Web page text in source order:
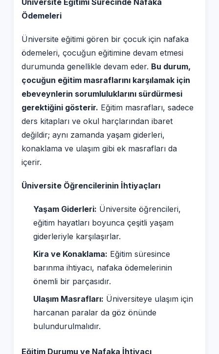
Ödemeleri
Üniversite eğitimi gören bir çocuk için nafaka
ödemeleri, çocuğun eğitimine devam etmesi
durumunda genellikle devam eder. Bu durum,
çocuğun eğitim masraflarını karşılamak için
ebeveynlerin sorumluluklarını sürdürmesi
gerektiğini gösterir. Eğitim masrafları, sadece
ders kitapları ve okul harçlarından ibaret
değildir; aynı zamanda yaşam giderleri,
konaklama ve ulaşım gibi ek masrafları da
içerir.
Üniversite Öğrencilerinin İhtiyaçları
Yaşam Giderleri: Üniversite öğrencileri,
eğitim hayatları boyunca çeşitli yaşam
giderleriyle karşılaşırlar.
Kira ve Konaklama: Eğitim süresince
barınma ihtiyacı, nafaka ödemelerinin
önemli bir parçasıdır.
Ulaşım Masrafları: Üniversiteye ulaşım için
harcanan paralar da göz önünde
bulundurulmalıdır.
Eğitim Durumu ve Nafaka İhtiyacı